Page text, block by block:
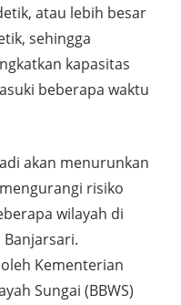
atau lebih besar
sehingga
kapasitas
beberapa waktu
akan menurunkan
risiko
wilayah di
Kementerian
Sungai (BBWS)